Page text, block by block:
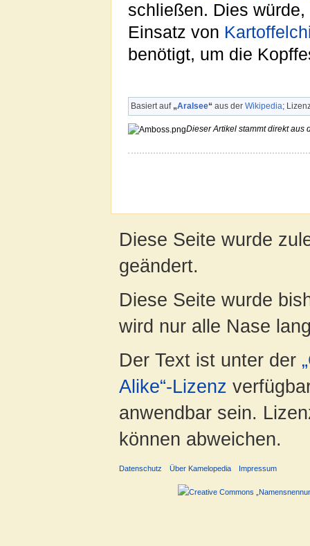
schließen. Dies
Einsatz von
benötigt, um die
Basiert auf „Aralsee“ aus der Wikipedia;
Dieser Artikel stammt direkt aus
Diese Seite wurde
geändert.
Diese Seite wurde
wird nur alle Nase
Der Text ist unter der
Alike“-Lizenz
anwendbar sein.
können abweichen.
Datenschutz Über Kamelopedia Impressum